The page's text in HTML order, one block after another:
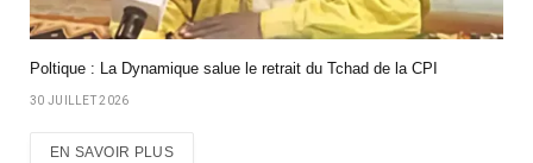
Poltique : La Dynamique salue le retrait du Tchad de la CPI
30 JUILLET 2026
EN SAVOIR PLUS